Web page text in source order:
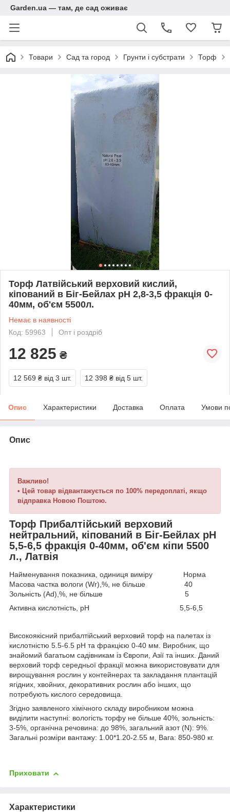
Garden.ua — там, де сад оживає
Товари Сад та город Грунти і субстрати Торф
Торф Латвійський верховий кислий,
кіпований в Біг-Бейлах рН 2,8-3,5 фракція 0-
40мм, об'єм 5500л.
Немає в наявності
Код: 59963
Опт і роздріб
12 825 ₴
12 569 ₴ від 3 шт. 12 398 ₴ від 5 шт.
Опис Характеристики Доставка Оплата Умови
Опис
Важливо!
• Цей товар відвантажується по 100% передоплаті, якщо
відправка Новою Поштою.
Торф Прибалтійський верховий
нейтральний, кіпований в Біг-Бейлах рН
5,5-6,5 фракція 0-40мм, об'єм кіпи 5500
л., Латвія
Найменування показника, одиниця виміру Норма
Масова частка вологи (Wr),%, не більше 40
Зольність (Аd),%, не більше 5
Активна кислотність, рН 5,5-6,5
Високоякісний прибалтійський верховий торф на палетах із
кислотністю 5.5-6.5 pH та фракцією 0-40 мм. Виробник, що
знайомий багатьом садівникам із Європи, Азії та інших. Даний
верховий торф середньої фракції можна використовувати для
вирощування рослин у контейнерах та закладання плантацій
ягідних, хвойних, декоративних рослин або інших, що
потребують кислого середовища.
Згідно заявленого хімічного складу виробником можна
виділити наступні: вологість торфу не більше 40%, зольність:
3-5%, органічна речовина: до 98%, загальний азот (N): 9%.
Загальні розміри вантажу: 1.00*1.20-2.55 м, Вага: 850-980 кг.
Приховати
Характеристики